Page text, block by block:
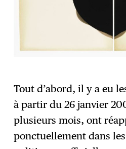
Tout d’abord, il y a eu
à partir du 26 janvier
plusieurs mois, ont
ponctuellement dans